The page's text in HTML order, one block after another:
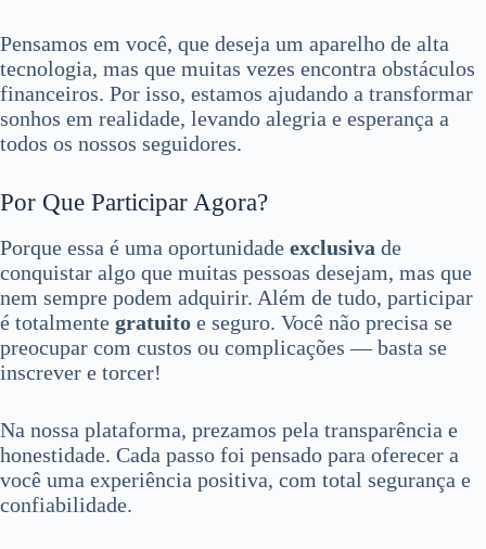
Pensamos em você, que deseja um aparelho de alta
tecnologia, mas que muitas vezes encontra obstáculos
financeiros. Por isso, estamos ajudando a transformar
sonhos em realidade, levando alegria e esperança a
todos os nossos seguidores.
Por Que Participar Agora?
Porque essa é uma oportunidade exclusiva de
conquistar algo que muitas pessoas desejam, mas que
nem sempre podem adquirir. Além de tudo, participar
é totalmente gratuito e seguro. Você não precisa se
preocupar com custos ou complicações — basta se
inscrever e torcer!
Na nossa plataforma, prezamos pela transparência e
honestidade. Cada passo foi pensado para oferecer a
você uma experiência positiva, com total segurança e
confiabilidade.